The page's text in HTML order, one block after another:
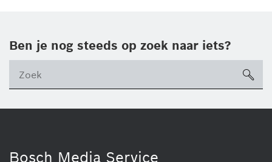
Ben je nog steeds op zoek naar iets?
Bosch Media Service